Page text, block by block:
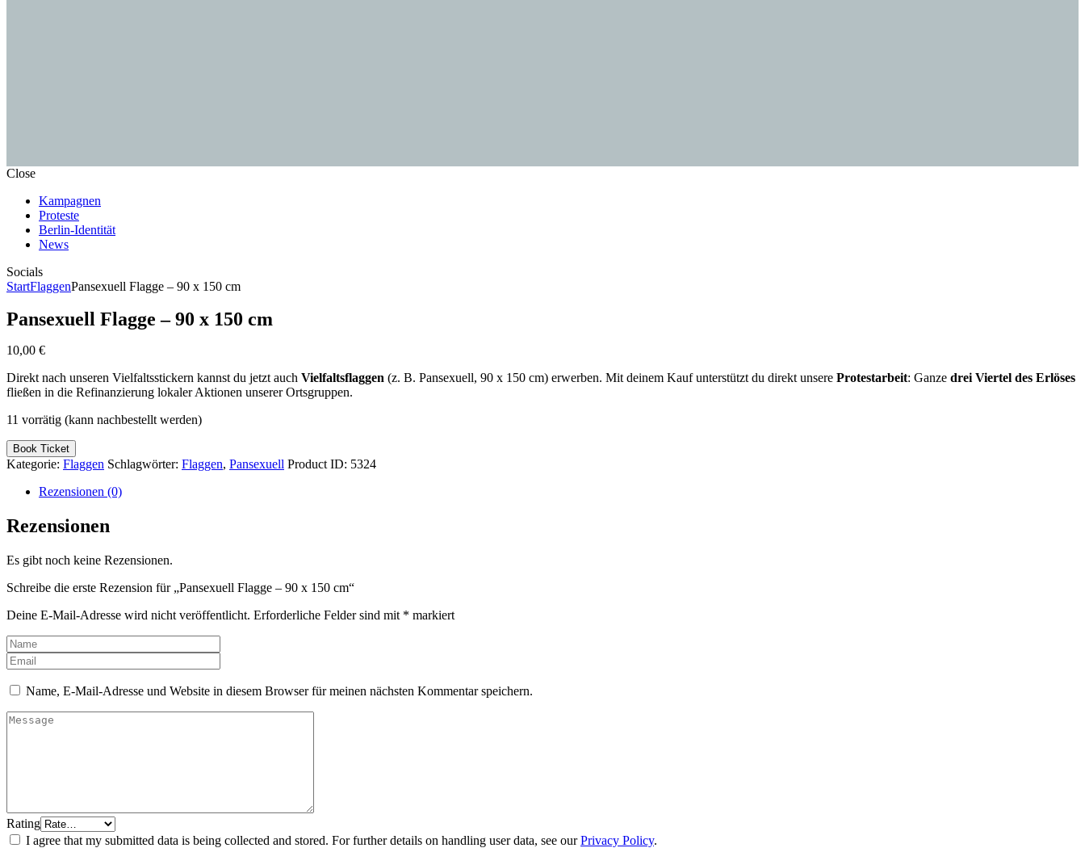
Close
Kampagnen
Proteste
Berlin-Identität
News
Socials
instagramm
twitter-
StartFlaggenPansexuell Flagge – 90 x 150 cm
Pansexuell Flagge – 90 x 150 cm
10,00 €
Direkt nach unseren Vielfaltsstickern kannst du jetzt auch Vielfaltsflaggen (z. B. Pansexuell, 90 x 150 cm) erwerben. Mit deinem Kauf unterstützt du direkt unsere Protestarbeit: Ganze drei Viertel des Erlöses
fließen in die Refinanzierung lokaler Aktionen unserer Ortsgruppen.
11 vorrätig (kann nachbestellt werden)
Pansexuell
Flagge
150
cm
Book Ticket
Kategorie: Flaggen Schlagwörter: Flaggen, Pansexuell Product ID: 5324
Rezensionen (0)
Rezensionen
Es gibt noch keine Rezensionen.
Schreibe die erste Rezension für „Pansexuell Flagge – 90 x 150 cm“
Deine E-Mail-Adresse wird nicht veröffentlicht. Erforderliche Felder sind mit * markiert
Name, E-Mail-Adresse und Website in diesem Browser für meinen nächsten Kommentar speichern.
Rating
I agree that my submitted data is being collected and stored. For further details on handling user data, see ourPrivacy Policy.